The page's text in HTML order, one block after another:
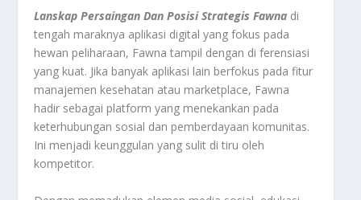
Lanskap Persaingan Dan Posisi Strategis Fawna di
tengah maraknya aplikasi digital yang fokus pada
hewan peliharaan, Fawna tampil dengan di ferensiasi
yang kuat. Jika banyak aplikasi lain berfokus pada fitur
manajemen kesehatan atau marketplace, Fawna
hadir sebagai platform yang menekankan pada
keterhubungan sosial dan pemberdayaan komunitas.
Ini menjadi keunggulan yang sulit di tiru oleh
kompetitor.